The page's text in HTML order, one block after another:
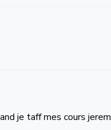
je taff mes cours jerem